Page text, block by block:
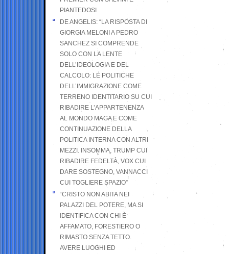
PIANTEDOSI
DE ANGELIS: “LA RISPOSTA DI
GIORGIA MELONI A PEDRO
SANCHEZ SI COMPRENDE
SOLO CON LA LENTE
DELL’IDEOLOGIA E DEL
CALCOLO: LE POLITICHE
DELL’IMMIGRAZIONE COME
TERRENO IDENTITARIO SU CUI
RIBADIRE L’APPARTENENZA
AL MONDO MAGA E COME
CONTINUAZIONE DELLA
POLITICA INTERNA CON ALTRI
MEZZI. INSOMMA, TRUMP CUI
RIBADIRE FEDELTÀ, VOX CUI
DARE SOSTEGNO, VANNACCI
CUI TOGLIERE SPAZIO”
“CRISTO NON ABITA NEI
PALAZZI DEL POTERE, MA SI
IDENTIFICA CON CHI È
AFFAMATO, FORESTIERO O
RIMASTO SENZA TETTO.
AVERE LUOGHI ED